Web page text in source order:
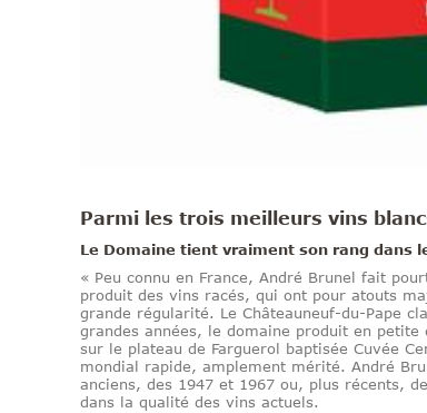
Parmi les trois meilleurs vins
Le Domaine tient vraiment son rang dans
« Peu connu en France, André Brunel fait
produit des vins racés, qui ont pour atouts
grande régularité. Le Châteauneuf-du-Pape
grandes années, le domaine produit en
sur le plateau de Farguerol baptisée Cuvée
mondial rapide, amplement mérité. André
anciens, des 1947 et 1967 ou, plus récents,
dans la qualité des vins actuels.